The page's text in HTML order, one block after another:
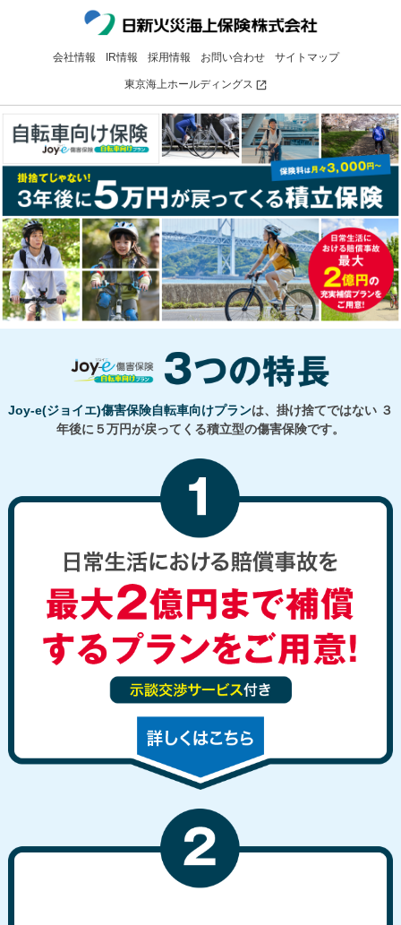
会社情報 IR情報 採用情報 お問い合わせ サイトマップ
東京海上ホールディングス
Joy-e(ジョイエ)傷害保険自転車向けプランは、掛け捨てではない３
年後に５万円が戻ってくる積立型の傷害保険です。